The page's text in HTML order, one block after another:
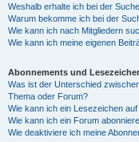
Weshalb erhalte ich bei der
Warum bekomme ich bei der
Wie kann ich nach Mitgliedern
Wie kann ich meine eigenen
Abonnements und
Was ist der Unterschied
Thema oder Forum?
Wie kann ich ein Lesezeichen
Wie kann ich ein Forum
Wie deaktiviere ich meine